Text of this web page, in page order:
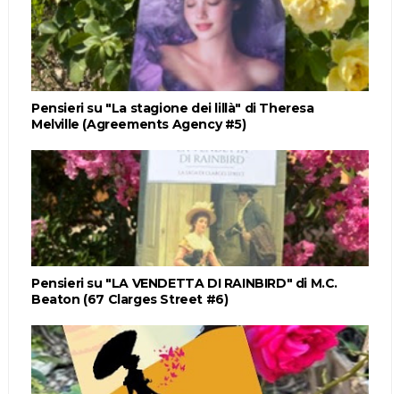
Pensieri su "La stagione dei lillà" di Theresa
Melville (Agreements Agency #5)
Pensieri su "LA VENDETTA DI RAINBIRD" di M.C.
Beaton (67 Clarges Street #6)